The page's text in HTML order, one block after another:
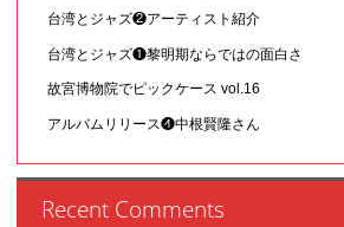
台湾とジャズ❷アーティスト紹介
台湾とジャズ❶黎明期ならではの面白さ
故宮博物院でピックケース vol.16
アルバムリリース❹中根賢隆さん
Recent Comments